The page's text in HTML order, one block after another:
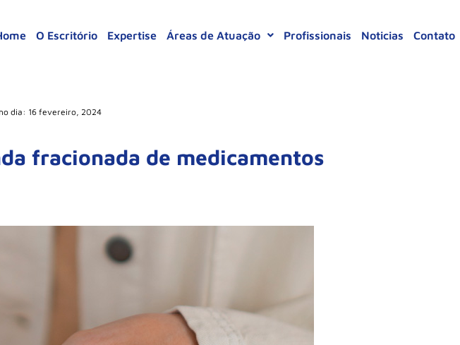
O Escritório Expertise Áreas de Atuação Profissionais Noticias Contato
dia: 16 fevereiro, 2024
fracionada de medicamentos